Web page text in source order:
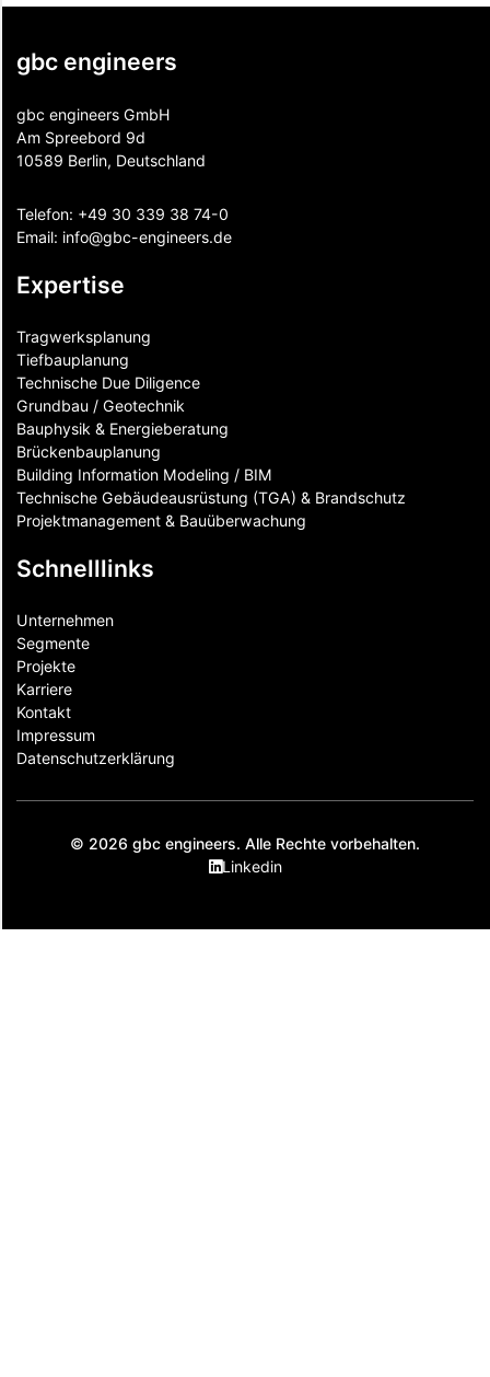
gbc engineers
gbc engineers GmbH
Am Spreebord 9d
10589 Berlin, Deutschland
Telefon: +49 30 339 38 74-0
Email: info@gbc-engineers.de
Expertise
Tragwerksplanung
Tiefbauplanung
Technische Due Diligence
Grundbau / Geotechnik
Bauphysik & Energieberatung
Brückenbauplanung
Building Information Modeling / BIM
Technische Gebäudeausrüstung (TGA) & Brandschutz
Projektmanagement & Bauüberwachung
Schnelllinks
Unternehmen
Segmente
Projekte
Karriere
Kontakt
Impressum
Datenschutzerklärung
© 2026 gbc engineers. Alle Rechte vorbehalten.
Linkedin